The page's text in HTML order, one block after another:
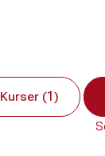
Kurser (1)